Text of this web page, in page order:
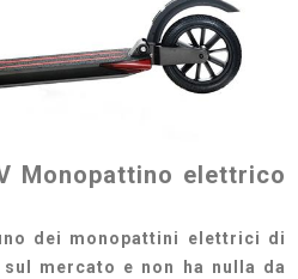
Monopattino elettrico
dei monopattini elettrici di
mercato e non ha nulla da